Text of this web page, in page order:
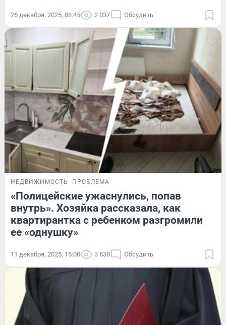
25 декабря, 2025, 08:45 2 037 Обсудить
НЕДВИЖИМОСТЬ ПРОБЛЕМА
«Полицейские ужаснулись, попав
внутрь». Хозяйка рассказала, как
квартирантка с ребенком разгромили
ее «однушку»
11 декабря, 2025, 15:00 3 638 Обсудить